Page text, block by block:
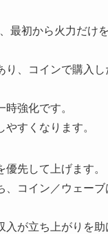
最初から火力だけ
、コインで購入
強化です。
すくなります。
先して上げます。
コイン／ウェー
が立ち上がりを助